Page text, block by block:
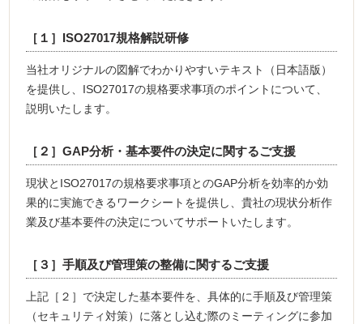
［１］ISO27017規格解説研修
当社オリジナルの図解でわかりやすいテキスト（日本語版）
を提供し、ISO27017の規格要求事項のポイントについて、
説明いたします。
［２］GAP分析・基本要件の決定に関するご支援
現状とISO27017の規格要求事項とのGAP分析を効率的か効
果的に実施できるワークシートを提供し、貴社の現状分析作
業及び基本要件の決定についてサポートいたします。
［３］手順及び管理策の整備に関するご支援
上記［２］で決定した基本要件を、具体的に手順及び管理策
（セキュリティ対策）に落とし込む際のミーティングに参加